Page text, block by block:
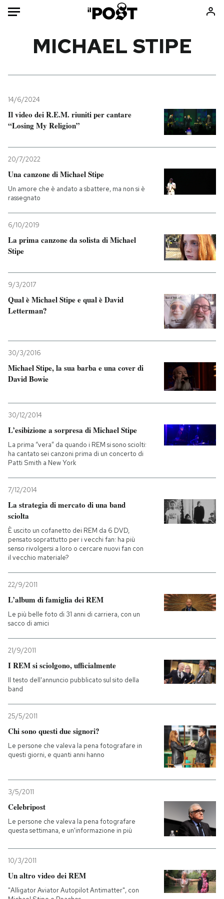
Mondo
Politica
Tecnologia
Scienza
Cultura
Economia
Sport
Consumismi
Altrecose
PODCAST
I MIEI PREFERITI
SHOP
CALENDARIO
Entra
MICHAEL STIPE
14/6/2024
Il video dei R.E.M. riuniti per cantare
“Losing My Religion”
20/7/2022
Una canzone di Michael Stipe
Un amore che è andato a sbattere, ma non si è
rassegnato
6/10/2019
La prima canzone da solista di Michael
Stipe
9/3/2017
Qual è Michael Stipe e qual è David
Letterman?
30/3/2016
Michael Stipe, la sua barba e una cover di
David Bowie
30/12/2014
L’esibizione a sorpresa di Michael Stipe
La prima “vera” da quando i REM si sono sciolti:
ha cantato sei canzoni prima di un concerto di
Patti Smith a New York
7/12/2014
La strategia di mercato di una band
sciolta
È uscito un cofanetto dei REM da 6 DVD,
pensato soprattutto per i vecchi fan: ha più
senso rivolgersi a loro o cercare nuovi fan con
il vecchio materiale?
22/9/2011
L’album di famiglia dei REM
Le più belle foto di 31 anni di carriera, con un
sacco di amici
21/9/2011
I REM si sciolgono, ufficialmente
Il testo dell'annuncio pubblicato sul sito della
band
25/5/2011
Chi sono questi due signori?
Le persone che valeva la pena fotografare in
questi giorni, e quanti anni hanno
3/5/2011
Celebripost
Le persone che valeva la pena fotografare
questa settimana, e un'informazione in più
10/3/2011
Un altro video dei REM
"Alligator Aviator Autopilot Antimatter", con